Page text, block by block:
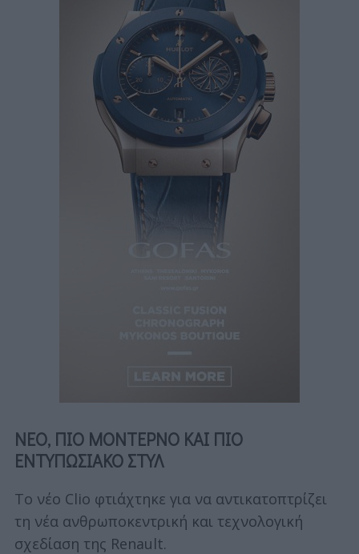
ΝΕΟ, ΠΙΟ ΜΟΝΤΕΡΝΟ ΚΑΙ ΠΙΟ
ΕΝΤΥΠΩΣΙΑΚΟ ΣΤΥΛ
Το νέο Clio φτιάχτηκε για να αντικατοπτρίζει
τη νέα ανθρωποκεντρική και τεχνολογική
σχεδίαση της Renault.